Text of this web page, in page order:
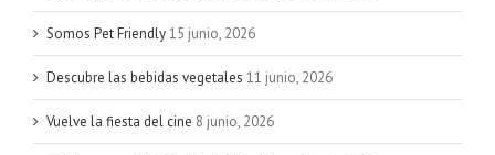
Somos Pet Friendly15 junio, 2026
Descubre las bebidas vegetales 11 junio, 2026
Vuelve la fiesta del cine 8 junio, 2026